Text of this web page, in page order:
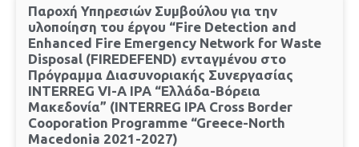
Παροχή Υπηρεσιών Συμβούλου για την
υλοποίηση του έργου “Fire Detection and
Enhanced Fire Emergency Network for Waste
Disposal (FIREDEFEND) ενταγμένου στο
Πρόγραμμα Διασυνοριακής Συνεργασίας
INTERREG VI-A IPA “Ελλάδα-Βόρεια
Μακεδονία” (INTERREG IPA Cross Border
Cooporation Programme “Greece-North
Macedonia 2021-2027)